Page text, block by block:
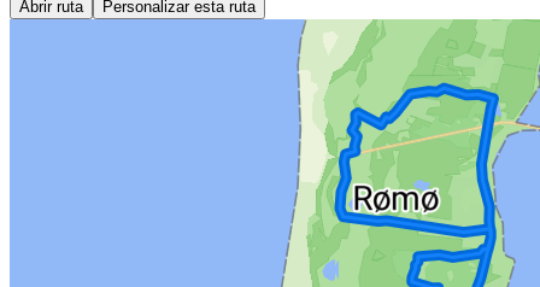
Abrir ruta Personalizar esta ruta